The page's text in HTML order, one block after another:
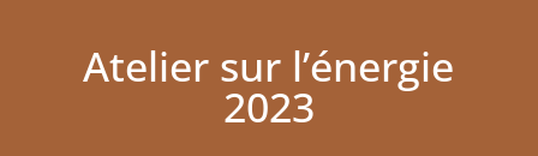
Atelier sur l’énergie
2023